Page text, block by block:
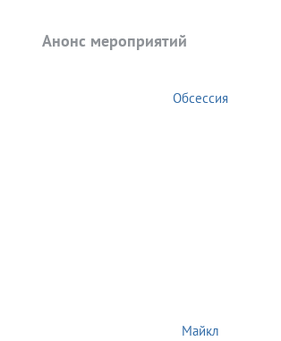
Анонс мероприятий
Обсессия
Майкл